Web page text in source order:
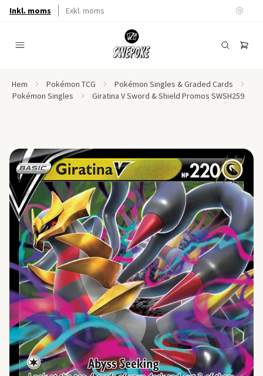
Inkl. moms Exkl. moms
Hem Pokémon TCG
Pokémon Singles & Graded Cards
Pokémon Singles
Giratina V Sword & Shield Promos SWSH259